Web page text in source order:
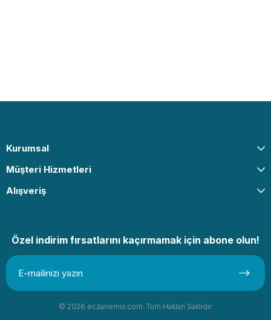
Kurumsal
Müşteri Hizmetleri
Alışveriş
Özel indirim fırsatlarını kaçırmamak için abone olun!
© 2026 eczanemix.com. Tüm Hakları Saklıdır.